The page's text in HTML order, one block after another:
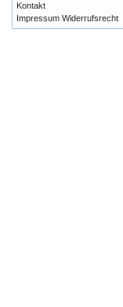
Kontakt
Impressum Widerrufsrecht